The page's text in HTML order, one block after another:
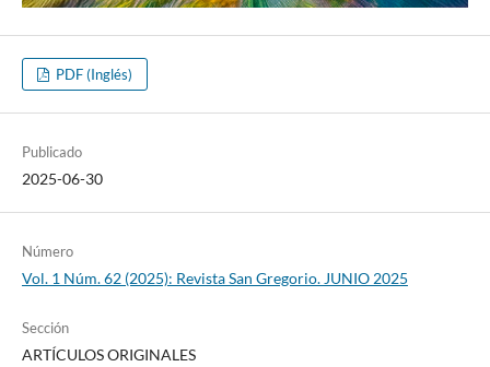
PDF (Inglés)
Publicado
2025-06-30
Número
Vol. 1 Núm. 62 (2025): Revista San Gregorio. JUNIO 2025
Sección
ARTÍCULOS ORIGINALES